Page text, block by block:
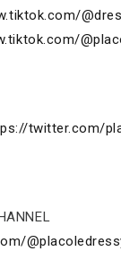
twitter.com/